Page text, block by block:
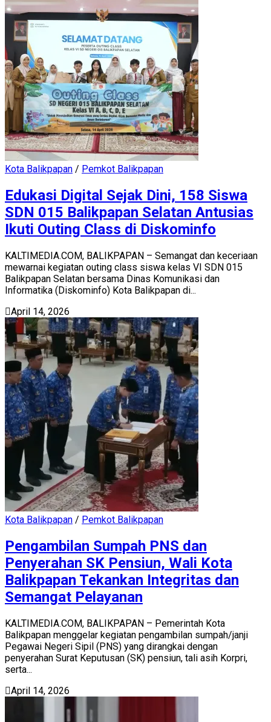
Kota Balikpapan / Pemkot Balikpapan
Edukasi Digital Sejak Dini, 158 Siswa
SDN 015 Balikpapan Selatan Antusias
Ikuti Outing Class di Diskominfo
KALTIMEDIA.COM, BALIKPAPAN – Semangat dan keceriaan
mewarnai kegiatan outing class siswa kelas VI SDN 015
Balikpapan Selatan bersama Dinas Komunikasi dan
Informatika (Diskominfo) Kota Balikpapan di...
April 14, 2026
Kota Balikpapan / Pemkot Balikpapan
Pengambilan Sumpah PNS dan
Penyerahan SK Pensiun, Wali Kota
Balikpapan Tekankan Integritas dan
Semangat Pelayanan
KALTIMEDIA.COM, BALIKPAPAN – Pemerintah Kota
Balikpapan menggelar kegiatan pengambilan sumpah/janji
Pegawai Negeri Sipil (PNS) yang dirangkai dengan
penyerahan Surat Keputusan (SK) pensiun, tali asih Korpri,
serta...
April 14, 2026